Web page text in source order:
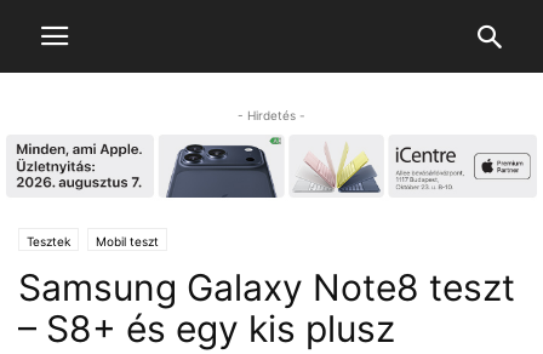
- Hirdetés -
Tesztek Mobil teszt
Samsung Galaxy Note8 teszt
– S8+ és egy kis plusz